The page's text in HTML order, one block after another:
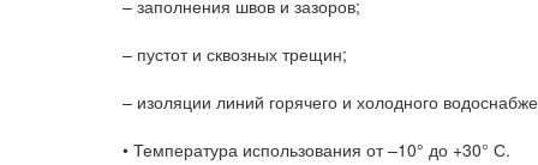
– заполнения швов и зазоров;
– пустот и сквозных трещин;
– изоляции линий горячего и холодного
• Температура использования от –10° до +30° С.